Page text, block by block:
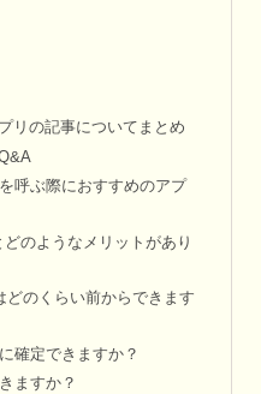
リの記事についてまとめ
呼ぶ際におすすめのアプ
のようなメリットがあり
のくらい前からできます
確定できますか？
ますか？